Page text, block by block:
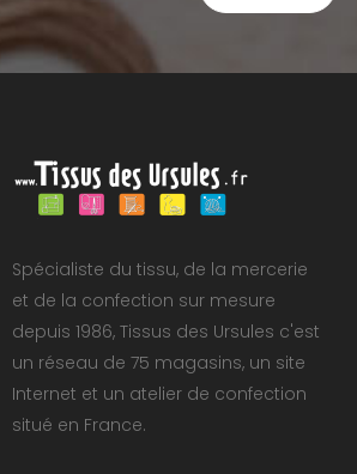
Spécialiste du tissu, de la mercerie
et de la confection sur mesure
depuis 1986, Tissus des Ursules c'est
un réseau de 75 magasins, un site
Internet et un atelier de confection
situé en France.